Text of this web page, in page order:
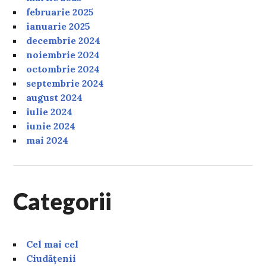
februarie 2025
ianuarie 2025
decembrie 2024
noiembrie 2024
octombrie 2024
septembrie 2024
august 2024
iulie 2024
iunie 2024
mai 2024
Categorii
Cel mai cel
Ciudățenii